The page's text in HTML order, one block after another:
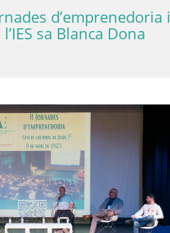
d’emprenedoria i
sa Blanca Dona